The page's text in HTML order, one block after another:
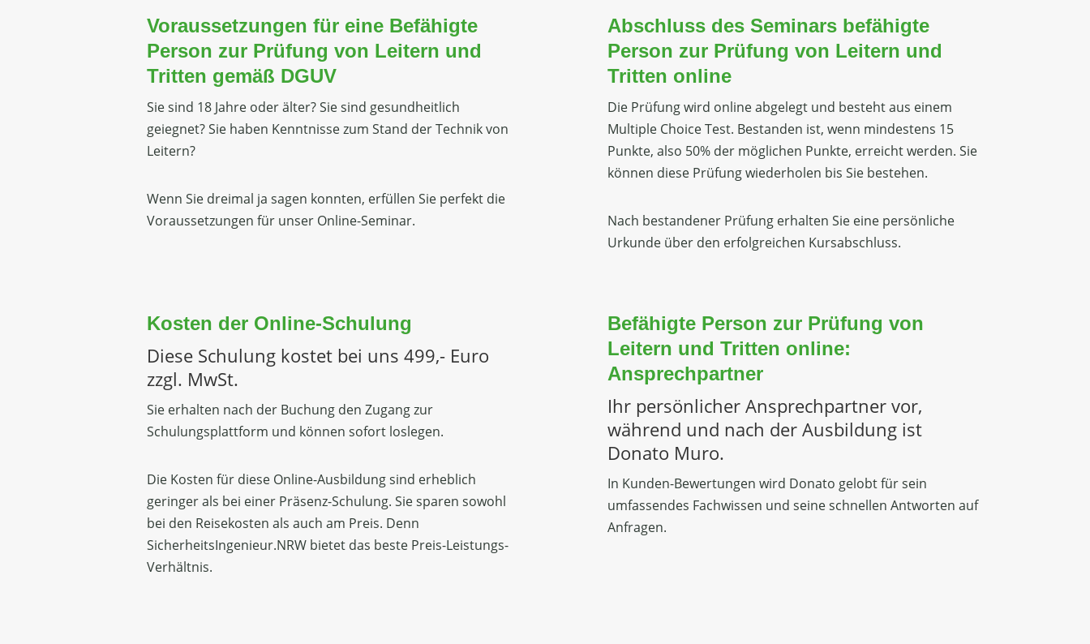
Voraussetzungen für eine Befähigte
Person zur Prüfung von Leitern und
Tritten gemäß DGUV
Sie sind 18 Jahre oder älter? Sie sind gesundheitlich
geiegnet? Sie haben Kenntnisse zum Stand der Technik von
Leitern?
Wenn Sie dreimal ja sagen konnten, erfüllen Sie perfekt die
Voraussetzungen für unser Online-Seminar.
Abschluss des Seminars befähigte
Person zur Prüfung von Leitern und
Tritten online
Die Prüfung wird online abgelegt und besteht aus einem
Multiple Choice Test. Bestanden ist, wenn mindestens 15
Punkte, also 50% der möglichen Punkte, erreicht werden. Sie
können diese Prüfung wiederholen bis Sie bestehen.
Nach bestandener Prüfung erhalten Sie eine persönliche
Urkunde über den erfolgreichen Kursabschluss.
Kosten der Online-Schulung
Diese Schulung kostet bei uns 499,- Euro
zzgl. MwSt.
Sie erhalten nach der Buchung den Zugang zur
Schulungsplattform und können sofort loslegen.
Die Kosten für diese Online-Ausbildung sind erheblich
geringer als bei einer Präsenz-Schulung. Sie sparen sowohl
bei den Reisekosten als auch am Preis. Denn
SicherheitsIngenieur.NRW bietet das beste Preis-Leistungs-
Verhältnis.
Befähigte Person zur Prüfung von
Leitern und Tritten online:
Ansprechpartner
Ihr persönlicher Ansprechpartner vor,
während und nach der Ausbildung ist
Donato Muro.
In Kunden-Bewertungen wird Donato gelobt für sein
umfassendes Fachwissen und seine schnellen Antworten auf
Anfragen.